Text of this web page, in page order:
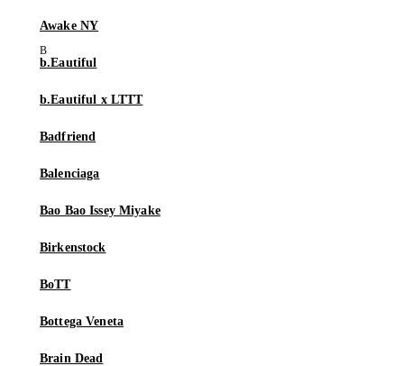
Awake NY
b.Eautiful
b.Eautiful x LTTT
Badfriend
Balenciaga
Bao Bao Issey Miyake
Birkenstock
BoTT
Bottega Veneta
Brain Dead